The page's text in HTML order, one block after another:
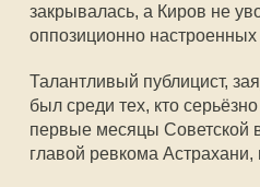
закрывалась, а Киров не
оппозиционно настроенных
Талантливый публицист,
был среди тех, кто
первые месяцы Советской
главой ревкома